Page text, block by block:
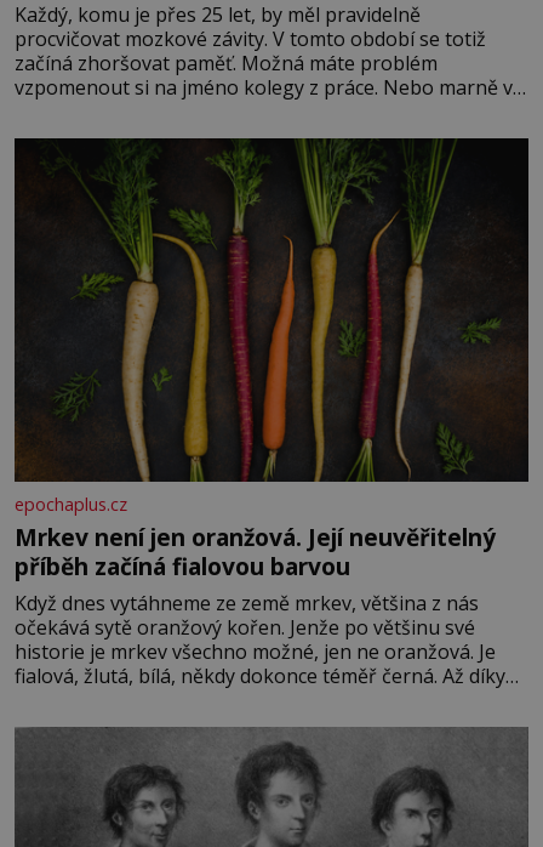
Každý, komu je přes 25 let, by měl pravidelně
procvičovat mozkové závity. V tomto období se totiž
začíná zhoršovat paměť. Možná máte problém
vzpomenout si na jméno kolegy z práce. Nebo marně v
Je to opravdu tak, s věkem jako kdyby se paměť
rozhodla stávkovat. Cvičte
epochaplus.cz
Mrkev není jen oranžová. Její neuvěřitelný
příběh začíná fialovou barvou
Když dnes vytáhneme ze země mrkev, většina z nás
očekává sytě oranžový kořen. Jenže po většinu své
historie je mrkev všechno možné, jen ne oranžová. Je
fialová, žlutá, bílá, někdy dokonce téměř černá. Až díky
bez které si českou zahradu ani nedokážeme představit.